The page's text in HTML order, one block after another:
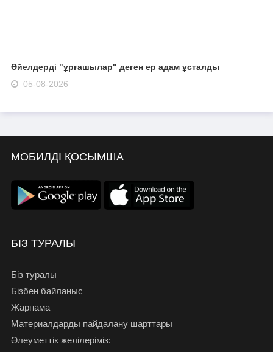
Әйелдерді "ұрғашылар" деген ер адам ұсталды
05-08-2026
МОБИЛДІ ҚОСЫМША
БІЗ ТУРАЛЫ
Біз туралы
Бізбен байланыс
Жарнама
Материалдарды пайдалану шарттары
Әлеуметтік желілеріміз: